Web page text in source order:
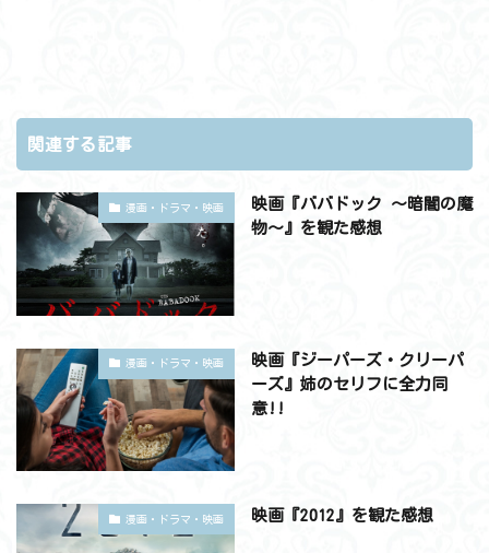
関連する記事
漫画・ドラマ・映画
映画『ババドック ～暗闇の魔
物～』を観た感想
漫画・ドラマ・映画
映画『ジーパーズ・クリーパ
ーズ』姉のセリフに全力同
意!!
漫画・ドラマ・映画 映画『2012』を観た感想